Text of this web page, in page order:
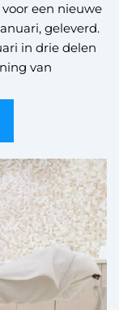
een nieuwe
geleverd.
in drie delen
van